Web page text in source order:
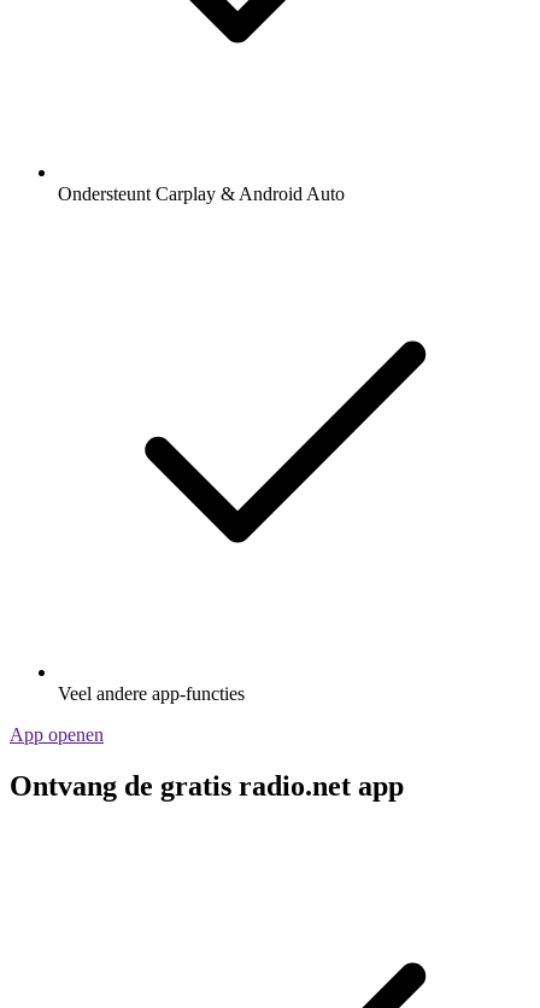
Ondersteunt Carplay & Android Auto
Veel andere app-functies
App openen
Ontvang de gratis radio.net app